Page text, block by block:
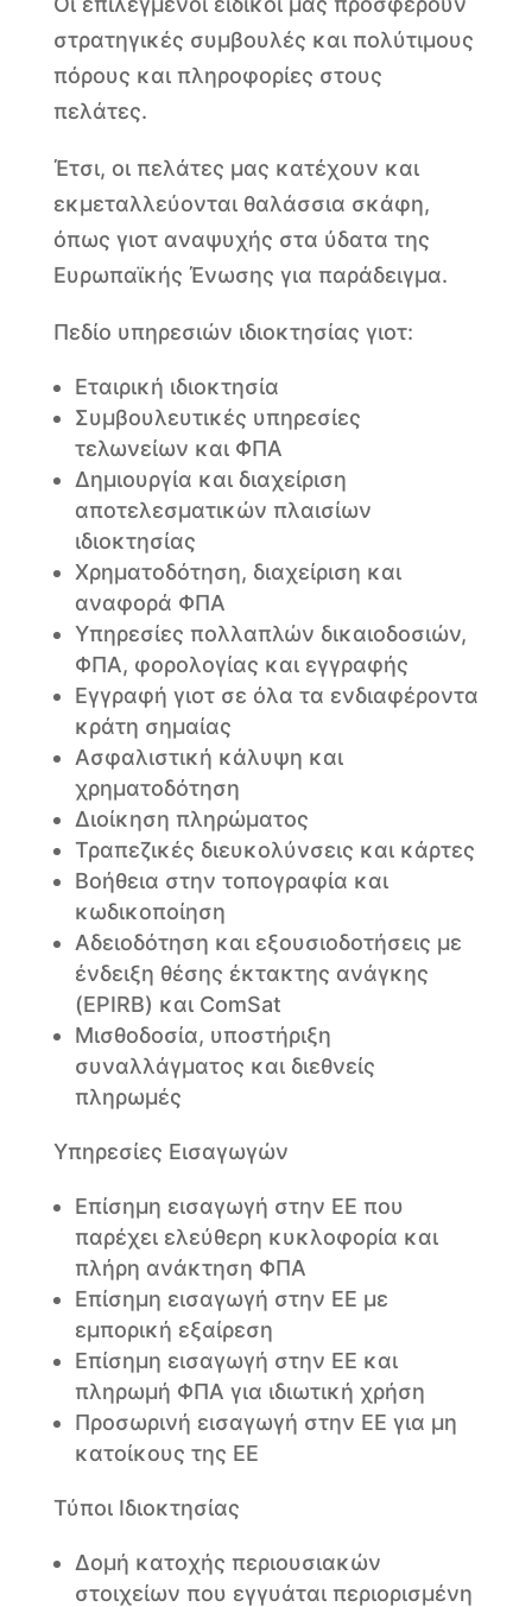
στρατηγικές συμβουλές και πολύτιμους
πόρους και πληροφορίες στους
πελάτες.
Έτσι, οι πελάτες μας κατέχουν και
εκμεταλλεύονται θαλάσσια σκάφη,
όπως γιοτ αναψυχής στα ύδατα της
Ευρωπαϊκής Ένωσης για παράδειγμα.
Πεδίο υπηρεσιών ιδιοκτησίας γιοτ:
Εταιρική ιδιοκτησία
Συμβουλευτικές υπηρεσίες
τελωνείων και ΦΠΑ
Δημιουργία και διαχείριση
αποτελεσματικών πλαισίων
ιδιοκτησίας
Χρηματοδότηση, διαχείριση και
αναφορά ΦΠΑ
Υπηρεσίες πολλαπλών δικαιοδοσιών,
ΦΠΑ, φορολογίας και εγγραφής
Εγγραφή γιοτ σε όλα τα ενδιαφέροντα
κράτη σημαίας
Ασφαλιστική κάλυψη και
χρηματοδότηση
Διοίκηση πληρώματος
Τραπεζικές διευκολύνσεις και κάρτες
Βοήθεια στην τοπογραφία και
κωδικοποίηση
Αδειοδότηση και εξουσιοδοτήσεις με
ένδειξη θέσης έκτακτης ανάγκης
(EPIRB) και ComSat
Μισθοδοσία, υποστήριξη
συναλλάγματος και διεθνείς
πληρωμές
Υπηρεσίες Εισαγωγών
Επίσημη εισαγωγή στην ΕΕ που
παρέχει ελεύθερη κυκλοφορία και
πλήρη ανάκτηση ΦΠΑ
Επίσημη εισαγωγή στην ΕΕ με
εμπορική εξαίρεση
Επίσημη εισαγωγή στην ΕΕ και
πληρωμή ΦΠΑ για ιδιωτική χρήση
Προσωρινή εισαγωγή στην ΕΕ για μη
κατοίκους της ΕΕ
Τύποι Ιδιοκτησίας
Δομή κατοχής περιουσιακών
στοιχείων που εγγυάται περιορισμένη